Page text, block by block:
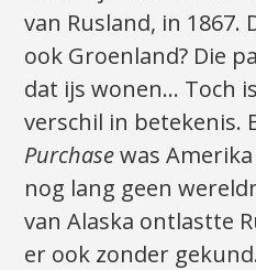
van Rusland, in 1867.
ook Groenland? Die
dat ijs wonen… Toch
verschil in betekenis.
Purchasewas
nog lang geen
van Alaska ontlastte
er ook zonder